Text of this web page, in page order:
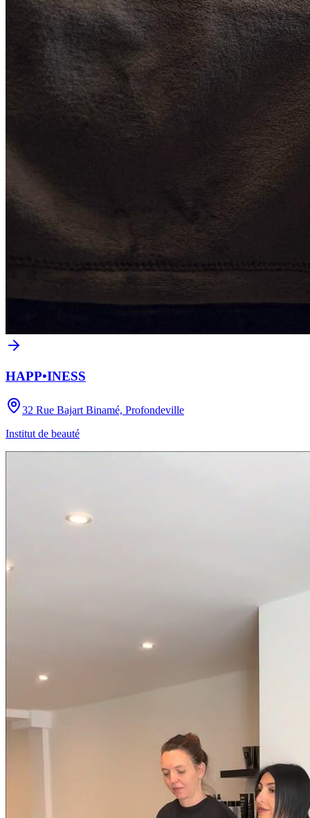
HAPP•INESS
32 Rue Bajart Binamé, Profondeville
Institut de beauté